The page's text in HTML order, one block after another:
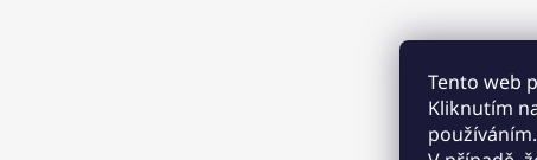
Tento web
Kliknutím
používáním.